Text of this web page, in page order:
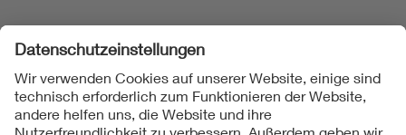
Folgen Sie uns